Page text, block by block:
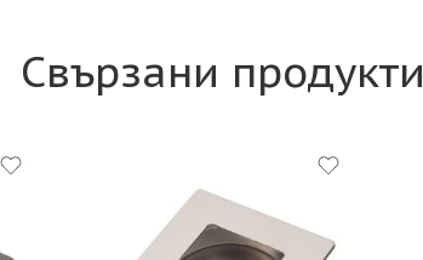
Свързани продукти